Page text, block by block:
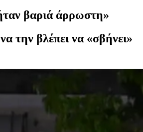
βαριά άρρωστη»
την βλέπει να «σβήνει»